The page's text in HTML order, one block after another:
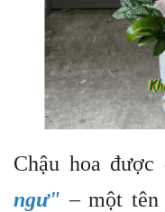
Chậu hoa được
ngư" – một